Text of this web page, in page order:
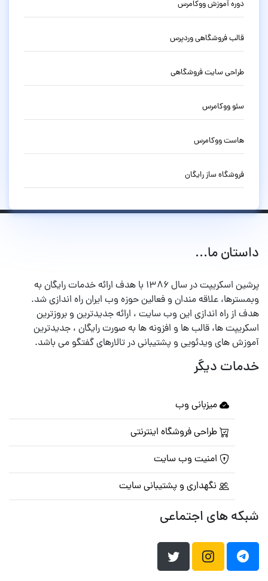
دوره آموزش ووکامرس
قالب فروشگاهی وردپرس
طراحی سایت فروشگاهی
سئو ووکامرس
هاست ووکامرس
فروشگاه ساز رایگان
داستان ما...
پرشین اسکریپت در سال ۱۳۸۶ با هدف ارائه خدمات رایگان به
وبمسترها، علاقه مندان و فعالین حوزه وب ایران راه اندازی شد.
هدف از راه اندازی این وب سایت ، ارائه جدیدترین و بروزترین
اسکریپت ها، قالب ها و افزونه ها به صورت رایگان ، جدیدترین
آموزش های ویدئویی و پشتیبانی در تالارهای گفتگو می باشد.
خدمات دیگر
میزبانی وب
طراحی فروشگاه اینترنتی
امنیت وب سایت
نگهداری و پشتیبانی سایت
شبکه های اجتماعی